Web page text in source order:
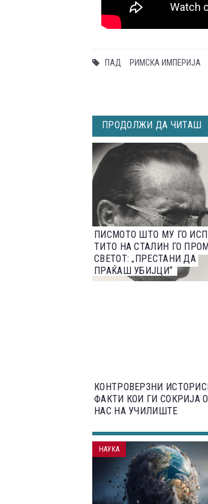
ПАД РИМСКА ИМПЕРИЈА
ПРОДОЛЖИ ДА ЧИТАШ
ПИСМОТО ШТО МУ ГО
ТИТО НА СТАЛИН ГО
СВЕТОТ: „ПРЕСТАНИ ДА
ПРАЌАШ УБИЈЦИ“
КОНТРОВЕРЗНИ
ФАКТИ КОИ ГИ СОКРИЈА
НАС НА УЧИЛИШТЕ
НАУКА